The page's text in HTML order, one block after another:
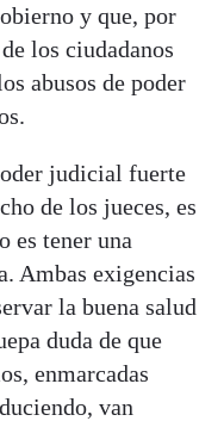
y que, por
los ciudadanos
abusos de poder
judicial fuerte
de los jueces, es
es tener una
Ambas exigencias
la buena salud
duda de que
enmarcadas
van